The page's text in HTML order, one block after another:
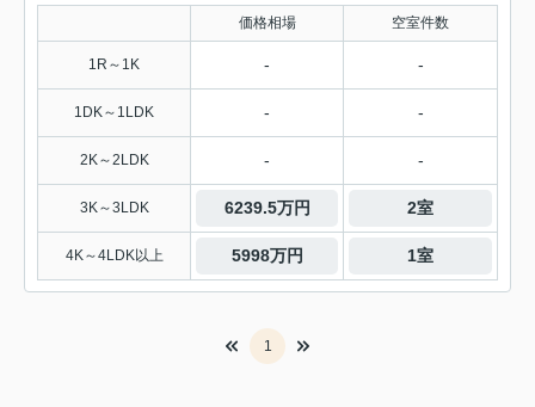
価格相場 空室件数
1R～1K - -
1DK～1LDK - -
2K～2LDK - -
3K～3LDK 6239.5万円 2室
4K～4LDK以上 5998万円 1室
1